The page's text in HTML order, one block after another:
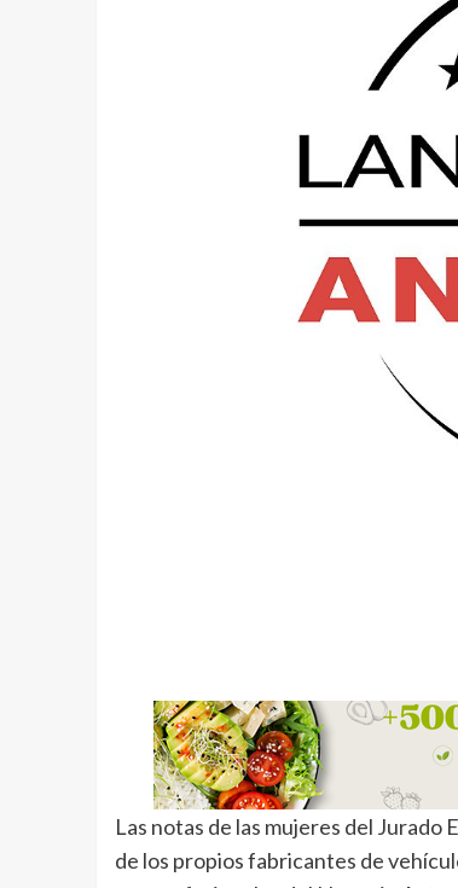
Las notas de las mujeres del
de los propios fabricantes de